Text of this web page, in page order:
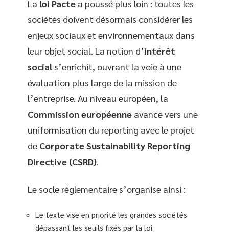
La loi Pacte a poussé plus loin : toutes les
sociétés doivent désormais considérer les
enjeux sociaux et environnementaux dans
leur objet social. La notion d’intérêt
socials’enrichit, ouvrant la voie à une
évaluation plus large de la mission de
l’entreprise. Au niveau européen, la
Commission européenne avance vers une
uniformisation du reporting avec le projet
de Corporate Sustainability Reporting
Directive (CSRD).
Le socle réglementaire s’organise ainsi :
Le texte vise en priorité les grandes sociétés
dépassant les seuils fixés par la loi.